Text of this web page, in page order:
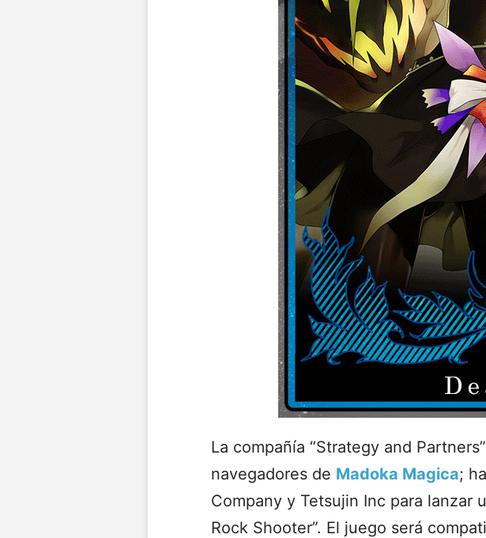
La compañía “Strategy and
navegadores de Madoka Magica;
Company y Tetsujin Inc para lanzar
Rock Shooter”. El juego será